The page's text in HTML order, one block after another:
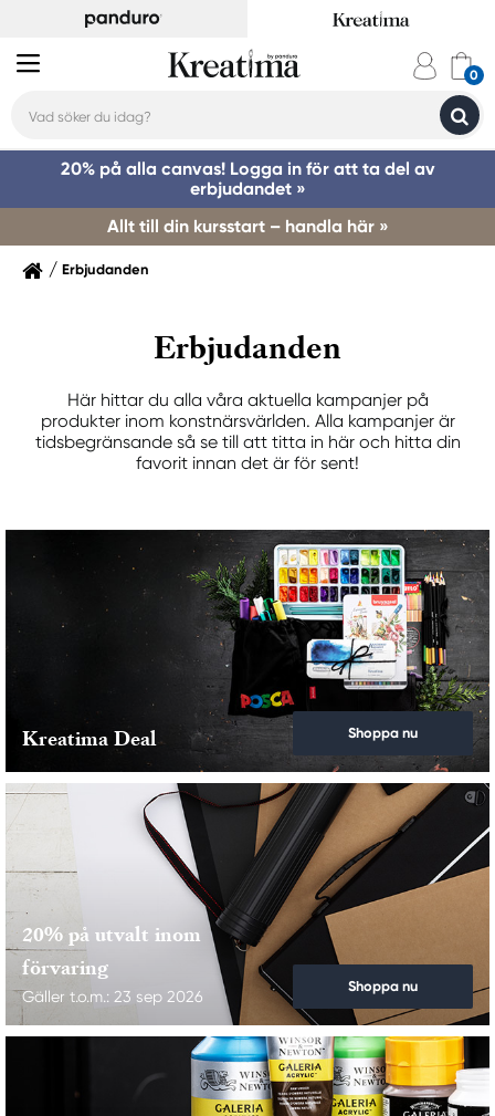
20% på alla canvas! Logga in för att ta del av
erbjudandet »
Allt till din kursstart – handla här »
Erbjudanden
Erbjudanden
Här hittar du alla våra aktuella kampanjer på
produkter inom konstnärsvärlden. Alla kampanjer är
tidsbegränsande så se till att titta in här och hitta din
favorit innan det är för sent!
Kreatima Deal Shoppa nu
20% på utvalt inom
förvaring
Gäller t.o.m.: 23 sep 2026
Shoppa nu